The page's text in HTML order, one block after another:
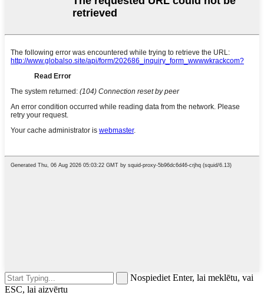
Nospiediet Enter, lai meklētu, vai
ESC, lai aizvērtu